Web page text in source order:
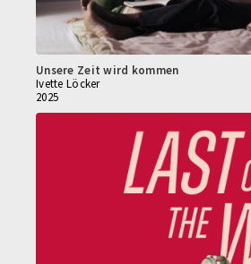
Unsere Zeit wird kommen
Ivette Löcker
2025